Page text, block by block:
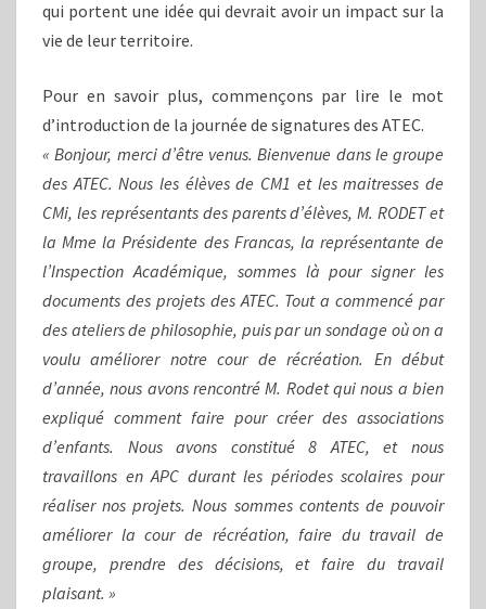
qui portent une idée qui devrait avoir un impact sur la
vie de leur territoire.
Pour en savoir plus, commençons par lire le mot
d’introduction de la journée de signatures des ATEC.
« Bonjour, merci d’être venus. Bienvenue dans le groupe
des ATEC. Nous les élèves de CM1 et les maitresses de
CMi, les représentants des parents d’élèves, M. RODET et
la Mme la Présidente des Francas, la représentante de
l’Inspection Académique, sommes là pour signer les
documents des projets des ATEC. Tout a commencé par
des ateliers de philosophie, puis par un sondage où on a
voulu améliorer notre cour de récréation. En début
d’année, nous avons rencontré M. Rodet qui nous a bien
expliqué comment faire pour créer des associations
d’enfants. Nous avons constitué 8 ATEC, et nous
travaillons en APC durant les périodes scolaires pour
réaliser nos projets. Nous sommes contents de pouvoir
améliorer la cour de récréation, faire du travail de
groupe, prendre des décisions, et faire du travail
plaisant. »